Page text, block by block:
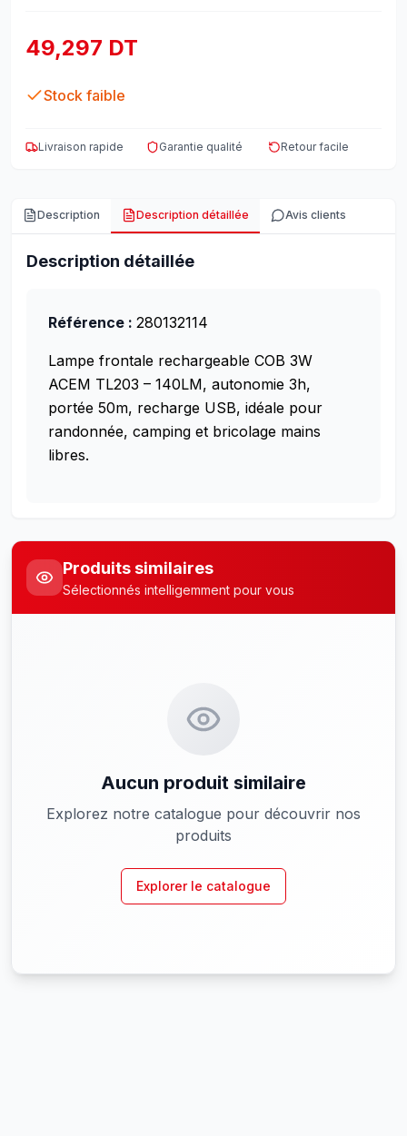
49,297 DT
Stock faible
Livraison rapide Garantie qualité Retour facile
Description Description détaillée Avis clients
Description détaillée
Référence : 280132114
Lampe frontale rechargeable COB 3W
ACEM TL203 – 140LM, autonomie 3h,
portée 50m, recharge USB, idéale pour
randonnée, camping et bricolage mains
libres.
Produits similaires
Sélectionnés intelligemment pour vous
Aucun produit similaire
Explorez notre catalogue pour découvrir nos
produits
Explorer le catalogue